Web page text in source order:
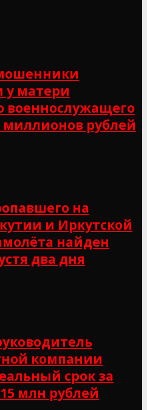
матери
военнослужащего
миллионов рублей
на
и Иркутской
найден
два дня
компании
срок за
млн рублей